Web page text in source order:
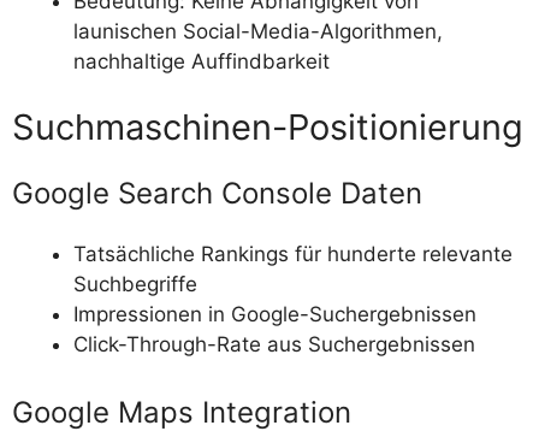
launischen Social-Media-Algorithmen,
nachhaltige Auffindbarkeit
Suchmaschinen-Positionierung
Google Search Console Daten
Tatsächliche Rankings für hunderte relevante
Suchbegriffe
Impressionen in Google-Suchergebnissen
Click-Through-Rate aus Suchergebnissen
Google Maps Integration